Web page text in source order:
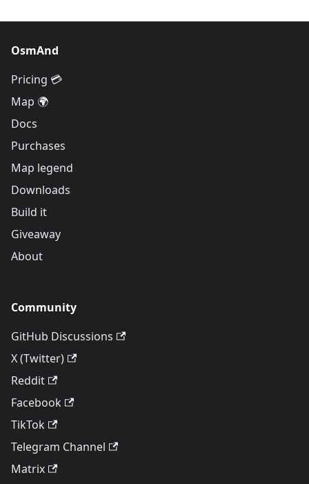
OsmAnd
Pricing 💳
Map 🌍
Docs
Purchases
Map legend
Downloads
Build it
Giveaway
About
Community
GitHub Discussions
X (Twitter)
Reddit
Facebook
TikTok
Telegram Channel
Matrix